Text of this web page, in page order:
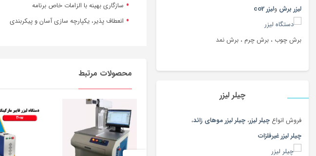
لیزر برش ولیزر co2
برش چوب ، برش چرم ، برش نمد
چیلر لیزر
فروش انواع چیلر لیزر، چیلر لیزر موهای زائد،
چیلر لیزر غیرفلزات
سازگاری بهینه با الزامات خاص برنامه
انعطاف پذیر، یکپارچه سازی آسان و پیکربندی
محصولات مرتبط